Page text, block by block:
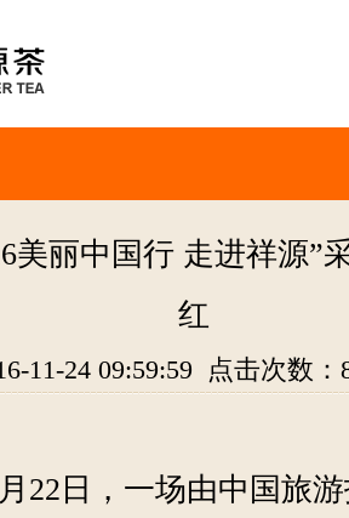
美丽中国行 走进祥源”
红
11-24 09:59:59 点击次数：
22日，一场由中国旅